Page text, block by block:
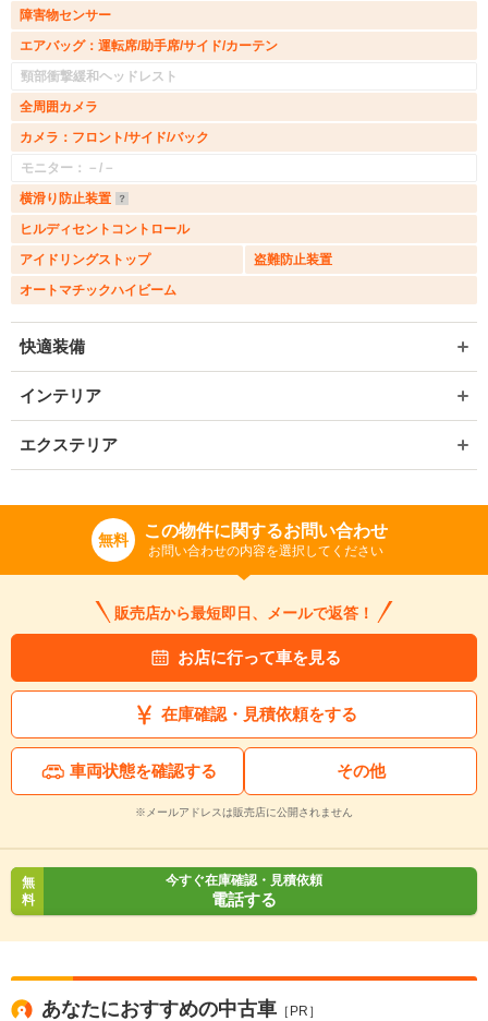
障害物センサー
エアバッグ：運転席/助手席/サイド/カーテン
頸部衝撃緩和ヘッドレスト
全周囲カメラ
カメラ：フロント/サイド/バック
モニター：－/－
横滑り防止装置
ヒルディセントコントロール
アイドリングストップ
盗難防止装置
オートマチックハイビーム
快適装備
インテリア
エクステリア
無料 この物件に関するお問い合わせ
お問い合わせの内容を選択してください
販売店から最短即日、メールで返答！
お店に行って車を見る
在庫確認・見積依頼をする
車両状態を確認する その他
※メールアドレスは販売店に公開されません
無
料
今すぐ在庫確認・見積依頼
電話する
あなたにおすすめの中古車 ［PR］